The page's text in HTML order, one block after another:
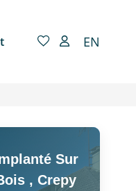
EN
Sur
, Crepy